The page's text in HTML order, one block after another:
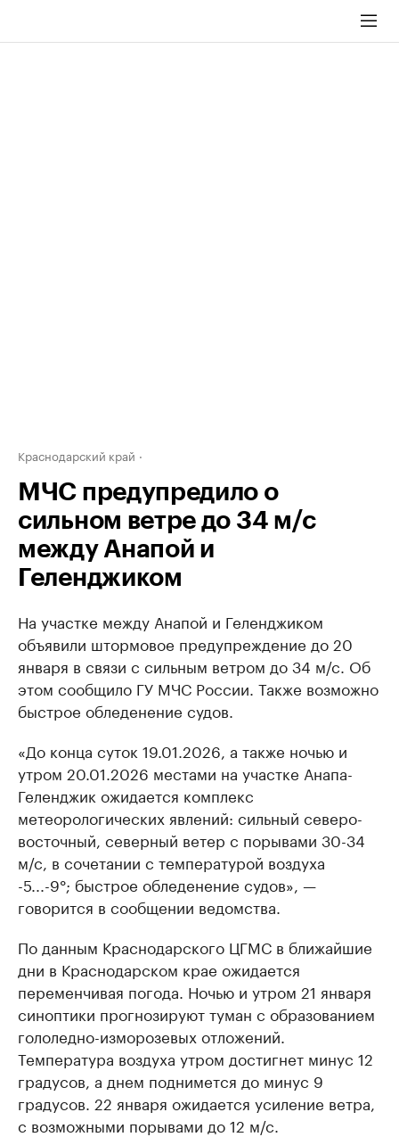
Краснодарский край
МЧС предупредило о
сильном ветре до 34 м/c
между Анапой и
Геленджиком
На участке между Анапой и Геленджиком
объявили штормовое предупреждение до 20
января в связи с сильным ветром до 34 м/с. Об
этом сообщило ГУ МЧС России. Также возможно
быстрое обледенение судов.
«До конца суток 19.01.2026, а также ночью и
утром 20.01.2026 местами на участке Анапа-
Геленджик ожидается комплекс
метеорологических явлений: сильный северо-
восточный, северный ветер с порывами 30-34
м/с, в сочетании с температурой воздуха
-5...-9°; быстрое обледенение судов», —
говорится в сообщении ведомства.
По данным Краснодарского ЦГМС в ближайшие
дни в Краснодарском крае ожидается
переменчивая погода. Ночью и утром 21 января
синоптики прогнозируют туман с образованием
гололедно-изморозевых отложений.
Температура воздуха утром достигнет минус 12
градусов, а днем поднимется до минус 9
градусов. 22 января ожидается усиление ветра,
с возможными порывами до 12 м/с.